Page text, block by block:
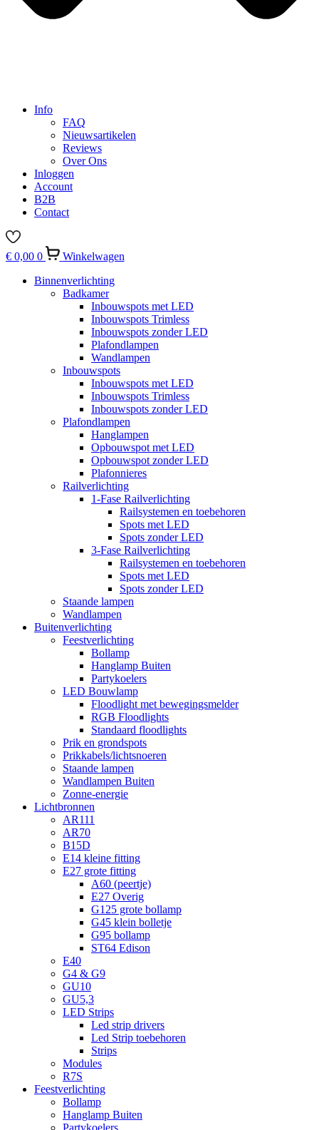
Info
FAQ
Nieuwsartikelen
Reviews
Over Ons
Inloggen
Account
B2B
Contact
€ 0,00 0
Winkelwagen
Binnenverlichting
Badkamer
Inbouwspots met LED
Inbouwspots Trimless
Inbouwspots zonder LED
Plafondlampen
Wandlampen
Inbouwspots
Inbouwspots met LED
Inbouwspots Trimless
Inbouwspots zonder LED
Plafondlampen
Hanglampen
Opbouwspot met LED
Opbouwspot zonder LED
Plafonnieres
Railverlichting
1-Fase Railverlichting
Railsystemen en toebehoren
Spots met LED
Spots zonder LED
3-Fase Railverlichting
Railsystemen en toebehoren
Spots met LED
Spots zonder LED
Staande lampen
Wandlampen
Buitenverlichting
Feestverlichting
Bollamp
Hanglamp Buiten
Partykoelers
LED Bouwlamp
Floodlight met bewegingsmelder
RGB Floodlights
Standaard floodlights
Prik en grondspots
Prikkabels/lichtsnoeren
Staande lampen
Wandlampen Buiten
Zonne-energie
Lichtbronnen
AR111
AR70
B15D
E14 kleine fitting
E27 grote fitting
A60 (peertje)
E27 Overig
G125 grote bollamp
G45 klein bolletje
G95 bollamp
ST64 Edison
E40
G4 & G9
GU10
GU5,3
LED Strips
Led strip drivers
Led Strip toebehoren
Strips
Modules
R7S
Feestverlichting
Bollamp
Hanglamp Buiten
Partykoelers